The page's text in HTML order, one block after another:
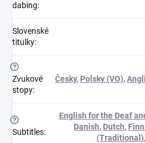
dabing:
Slovenské
titulky:
?
Zvukové
stopy:
Česky, Polsky (VO),
?
Subtitles:
English for the Deaf
Danish, Dutch,
(Traditional),